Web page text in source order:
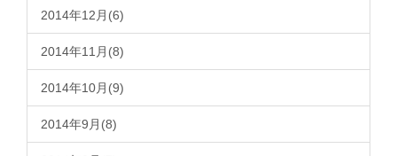
2014年12月(6)
2014年11月(8)
2014年10月(9)
2014年9月(8)